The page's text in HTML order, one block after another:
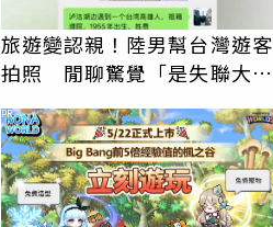
旅遊變認親！陸男幫台灣遊客
拍照 閒聊驚覺「是失聯大
PR